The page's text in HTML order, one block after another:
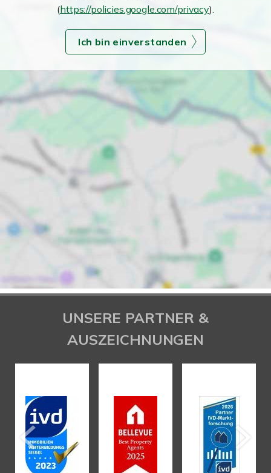
(https://policies.google.com/privacy).
Ich bin einverstanden
UNSERE PARTNER &
AUSZEICHNUNGEN